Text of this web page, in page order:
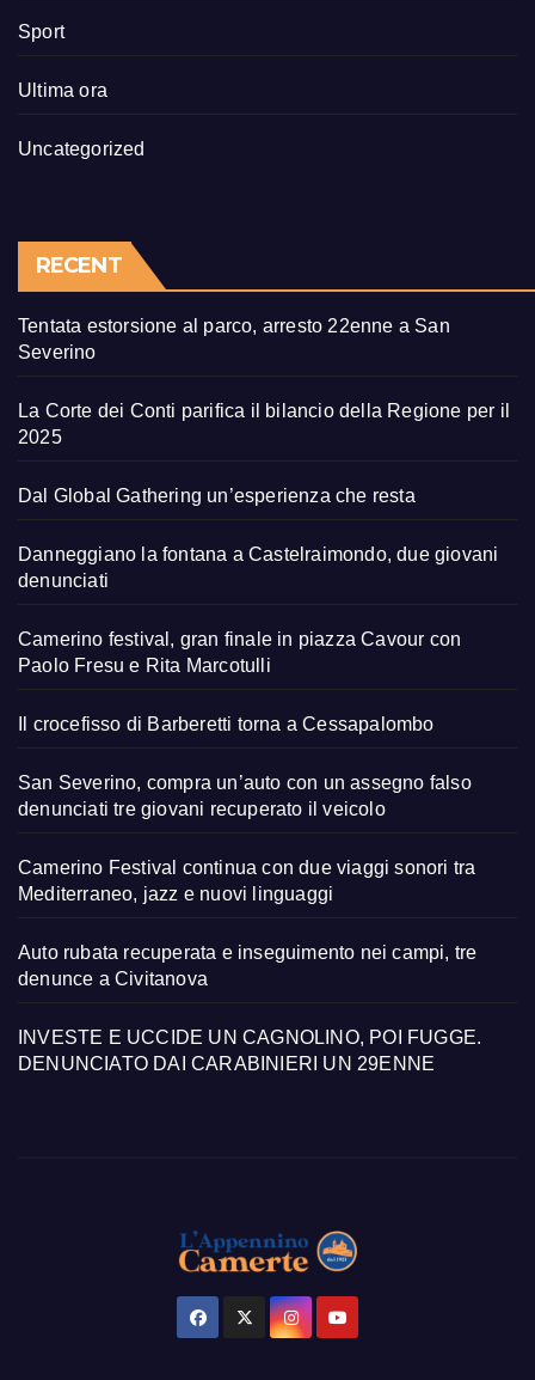
Sport
Ultima ora
Uncategorized
RECENT
Tentata estorsione al parco, arresto 22enne a San
Severino
La Corte dei Conti parifica il bilancio della Regione per il
2025
Dal Global Gathering un’esperienza che resta
Danneggiano la fontana a Castelraimondo, due giovani
denunciati
Camerino festival, gran finale in piazza Cavour con
Paolo Fresu e Rita Marcotulli
Il crocefisso di Barberetti torna a Cessapalombo
San Severino, compra un’auto con un assegno falso
denunciati tre giovani recuperato il veicolo
Camerino Festival continua con due viaggi sonori tra
Mediterraneo, jazz e nuovi linguaggi
Auto rubata recuperata e inseguimento nei campi, tre
denunce a Civitanova
INVESTE E UCCIDE UN CAGNOLINO, POI FUGGE.
DENUNCIATO DAI CARABINIERI UN 29ENNE